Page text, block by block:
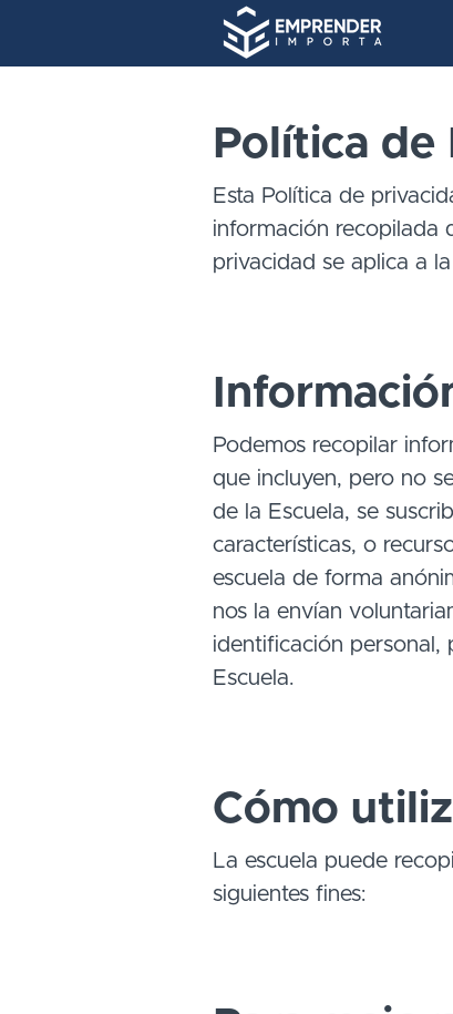
Política de
Esta Política de
información recopilada
privacidad se aplica a
Podemos recopilar
que incluyen, pero no
de la Escuela, se
características, o
escuela de forma
nos la envían
identificación personal,
Escuela.
Cómo
La escuela puede
siguientes fines: